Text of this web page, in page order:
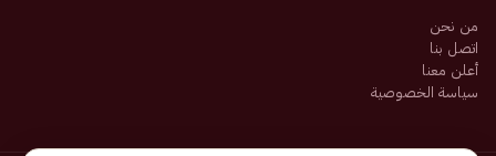
من نحن
اتصل بنا
أعلن معنا
سياسة الخصوصية